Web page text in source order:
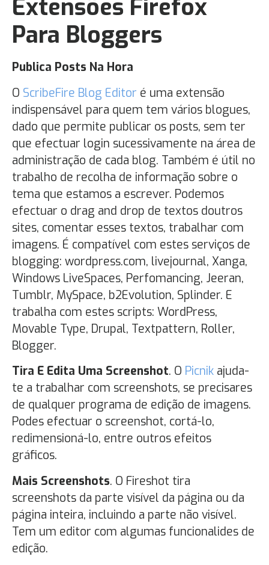
Extensões Firefox
Para Bloggers
Publica Posts Na Hora
O ScribeFire Blog Editor é uma extensão
indispensável para quem tem vários blogues,
dado que permite publicar os posts, sem ter
que efectuar login sucessivamente na área de
administração de cada blog. Também é útil no
trabalho de recolha de informação sobre o
tema que estamos a escrever. Podemos
efectuar o drag and drop de textos doutros
sites, comentar esses textos, trabalhar com
imagens. É compatível com estes serviços de
blogging: wordpress.com, livejournal, Xanga,
Windows LiveSpaces, Perfomancing, Jeeran,
Tumblr, MySpace, b2Evolution, Splinder. E
trabalha com estes scripts: WordPress,
Movable Type, Drupal, Textpattern, Roller,
Blogger.
Tira E Edita Uma Screenshot. O Picnik ajuda-
te a trabalhar com screenshots, se precisares
de qualquer programa de edição de imagens.
Podes efectuar o screenshot, cortá-lo,
redimensioná-lo, entre outros efeitos
gráficos.
Mais Screenshots. O Fireshot tira
screenshots da parte visível da página ou da
página inteira, incluindo a parte não visível.
Tem um editor com algumas funcionalides de
edição.